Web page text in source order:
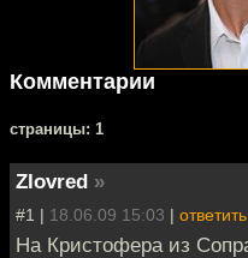
Комментарии
cтраницы: 1
Zlovred »
#1 | 18.06.09 15:03 | ответить
На Кристофера из